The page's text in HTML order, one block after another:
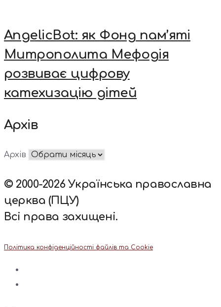
AngelicBot: як Фонд пам’яті
Митрополита Мефодія
розвиває цифрову
катехизацію дітей
Архів
Архів
© 2000-2026 Українська православна
церква (ПЦУ)
Всі права захищені.
Політика конфіденційності файлів та Cookie